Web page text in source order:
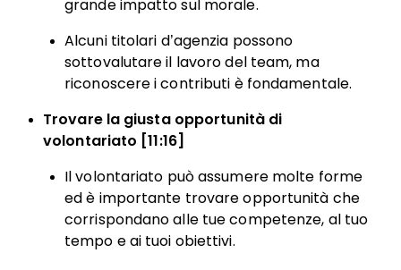
grande impatto sul morale.
Alcuni titolari d’agenzia possono
sottovalutare il lavoro del team, ma
riconoscere i contributi è fondamentale.
Trovare la giusta opportunità di
volontariato [11:16]
Il volontariato può assumere molte forme
ed è importante trovare opportunità che
corrispondano alle tue competenze, al tuo
tempo e ai tuoi obiettivi.